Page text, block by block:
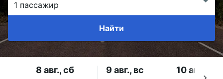
Найти
8 авг., сб 9 авг., вс 10 авг., пн